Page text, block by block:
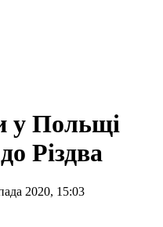
у Польщі
Різдва
2020, 15:03